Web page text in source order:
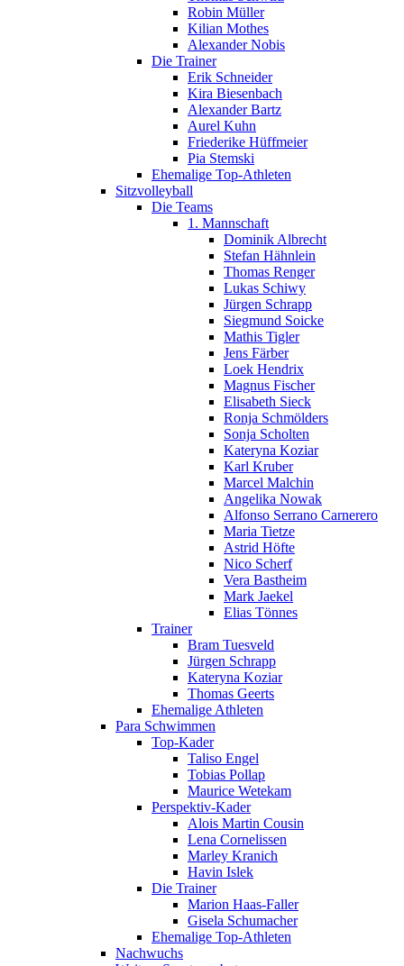
Robin Müller
Kilian Mothes
Alexander Nobis
Die Trainer
Erik Schneider
Kira Biesenbach
Alexander Bartz
Aurel Kuhn
Friederike Hüffmeier
Pia Stemski
Ehemalige Top-Athleten
Sitzvolleyball
Die Teams
1. Mannschaft
Dominik Albrecht
Stefan Hähnlein
Thomas Renger
Lukas Schiwy
Jürgen Schrapp
Siegmund Soicke
Mathis Tigler
Jens Färber
Loek Hendrix
Magnus Fischer
Elisabeth Sieck
Ronja Schmölders
Sonja Scholten
Kateryna Koziar
Karl Kruber
Marcel Malchin
Angelika Nowak
Alfonso Serrano Carnerero
Maria Tietze
Astrid Höfte
Nico Scherf
Vera Bastheim
Mark Jaekel
Elias Tönnes
Trainer
Bram Tuesveld
Jürgen Schrapp
Kateryna Koziar
Thomas Geerts
Ehemalige Athleten
Para Schwimmen
Top-Kader
Taliso Engel
Tobias Pollap
Maurice Wetekam
Perspektiv-Kader
Alois Martin Cousin
Lena Cornelissen
Marley Kranich
Havin Islek
Die Trainer
Marion Haas-Faller
Gisela Schumacher
Ehemalige Top-Athleten
Nachwuchs